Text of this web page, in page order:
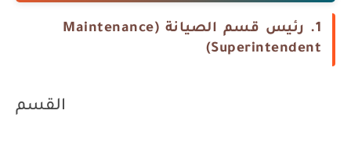
1. رئيس قسم الصيانة (Maintenance
Superintendent)
القسم